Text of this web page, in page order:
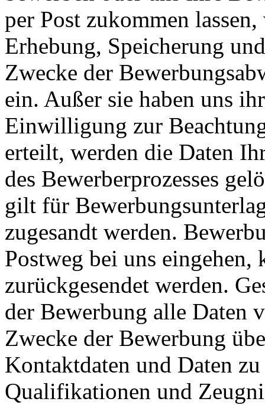
per Post zukommen
Erhebung, Speicherung
Zwecke der
ein. Außer sie haben uns
Einwilligung zur
erteilt, werden die Daten
des Bewerberprozesses
gilt für
zugesandt werden.
Postweg bei uns
zurückgesendet werden.
der Bewerbung alle Daten
Zwecke der Bewerbung
Kontaktdaten und Daten
Qualifikationen und